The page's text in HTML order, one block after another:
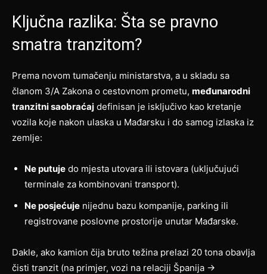
Ključna razlika: Šta se pravno
smatra tranzitom?
Prema novom tumačenju ministarstva, a u skladu sa
članom 3/A Zakona o cestovnom prometu, međunarodni
tranzitni saobraćaj definisan je isključivo kao kretanje
vozila koje nakon ulaska u Mađarsku i do samog izlaska iz
zemlje:
Ne putuje do mjesta utovara ili istovara (uključujući
terminale za kombinovani transport).
Ne posjećuje nijednu bazu kompanije, parking ili
registrovane poslovne prostorije unutar Mađarske.
Dakle, ako kamion čija bruto težina prelazi 20 tona obavlja
čisti tranzit (na primjer, vozi na relaciji Španija →